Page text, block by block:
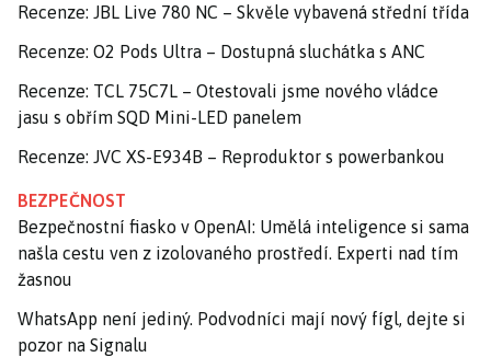
Recenze: JBL Live 780 NC – Skvěle vybavená střední třída
Recenze: O2 Pods Ultra – Dostupná sluchátka s ANC
Recenze: TCL 75C7L – Otestovali jsme nového vládce
jasu s obřím SQD Mini-LED panelem
Recenze: JVC XS-E934B – Reproduktor s powerbankou
BEZPEČNOST
Bezpečnostní fiasko v OpenAI: Umělá inteligence si sama
našla cestu ven z izolovaného prostředí. Experti nad tím
žasnou
WhatsApp není jediný. Podvodníci mají nový fígl, dejte si
pozor na Signalu